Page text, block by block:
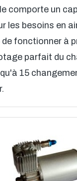
comporte un
les besoins en
fonctionner à
parfait du
15